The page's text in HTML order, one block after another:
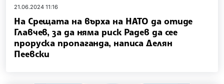
21.06.2024 11:16
На Срещата на върха на НАТО да отиде
Главчев, за да няма риск Радев да сее
проруска пропаганда, написа Делян
Пеевски